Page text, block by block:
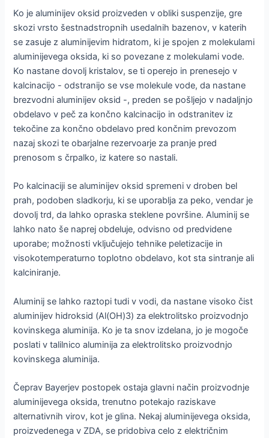
Ko je aluminijev oksid proizveden v obliki suspenzije, gre
skozi vrsto šestnadstropnih usedalnih bazenov, v katerih
se zasuje z aluminijevim hidratom, ki je spojen z molekulami
aluminijevega oksida, ki so povezane z molekulami vode.
Ko nastane dovolj kristalov, se ti operejo in prenesejo v
kalcinacijo - odstranijo se vse molekule vode, da nastane
brezvodni aluminijev oksid -, preden se pošljejo v nadaljnjo
obdelavo v peč za končno kalcinacijo in odstranitev iz
tekočine za končno obdelavo pred končnim prevozom
nazaj skozi te obarjalne rezervoarje za pranje pred
prenosom s črpalko, iz katere so nastali.
Po kalcinaciji se aluminijev oksid spremeni v droben bel
prah, podoben sladkorju, ki se uporablja za peko, vendar je
dovolj trd, da lahko opraska steklene površine. Aluminij se
lahko nato še naprej obdeluje, odvisno od predvidene
uporabe; možnosti vključujejo tehnike peletizacije in
visokotemperaturno toplotno obdelavo, kot sta sintranje ali
kalciniranje.
Aluminij se lahko raztopi tudi v vodi, da nastane visoko čist
aluminijev hidroksid (Al(OH)3) za elektrolitsko proizvodnjo
kovinskega aluminija. Ko je ta snov izdelana, jo je mogoče
poslati v talilnico aluminija za elektrolitsko proizvodnjo
kovinskega aluminija.
Čeprav Bayerjev postopek ostaja glavni način proizvodnje
aluminijevega oksida, trenutno potekajo raziskave
alternativnih virov, kot je glina. Nekaj aluminijevega oksida,
proizvedenega v ZDA, se pridobiva celo z električnim